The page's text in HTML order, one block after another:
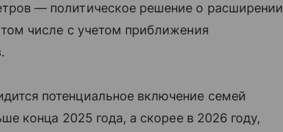
— политическое решение о расширении
числе с учетом приближения
потенциальное включение семей
конца 2025 года, а скорее в 2026 году,